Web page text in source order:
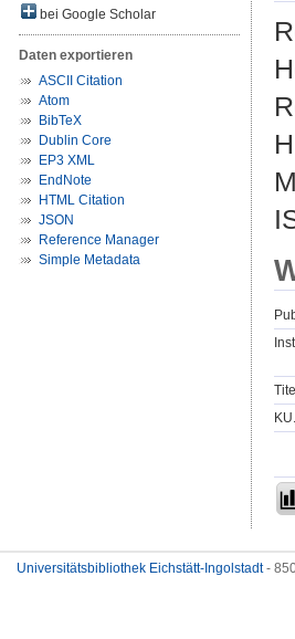
bei Google Scholar
Daten exportieren
ASCII Citation
Atom
BibTeX
Dublin Core
EP3 XML
EndNote
HTML Citation
JSON
Reference Manager
Simple Metadata
Universitätsbibliothek Eichstätt-Ingolstadt-